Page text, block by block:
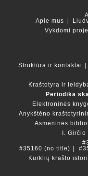
Apie mus
Vykdomi
Struktūra ir kontaktai
Kraštotyra ir
Periodika
Elektroninės
Anykštėno
Asmeninės
I.
#35160 (no title)
Kurklių krašto